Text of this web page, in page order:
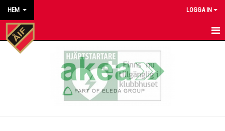
HEM LOGGA IN
HEM